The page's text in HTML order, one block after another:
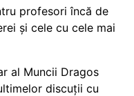
profesori încă de
și cele cu cele mai
al Muncii Dragos
discuții cu